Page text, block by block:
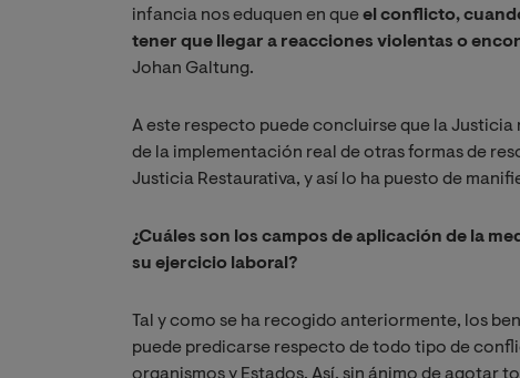
infancia nos eduquen en queel conflicto,
tener que llegar a reacciones violentas o
Johan Galtung.
A este respecto puede concluirse que la Justicia
de la implementación real de otras formas de
Justicia Restaurativa, y así lo ha puesto de
¿Cuáles son los campos de aplicación de la
su ejercicio laboral?
Tal y como se ha recogido anteriormente, los
puede predicarse respecto de todo tipo de